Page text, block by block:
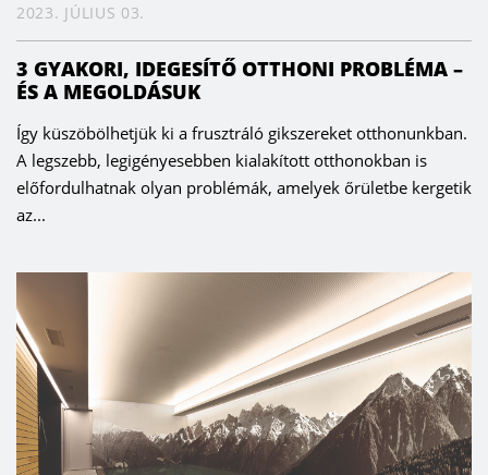
2023. JÚLIUS 03.
3 GYAKORI, IDEGESÍTŐ OTTHONI PROBLÉMA –
ÉS A MEGOLDÁSUK
Így küszöbölhetjük ki a frusztráló gikszereket otthonunkban.
A legszebb, legigényesebben kialakított otthonokban is
előfordulhatnak olyan problémák, amelyek őrületbe kergetik
az...